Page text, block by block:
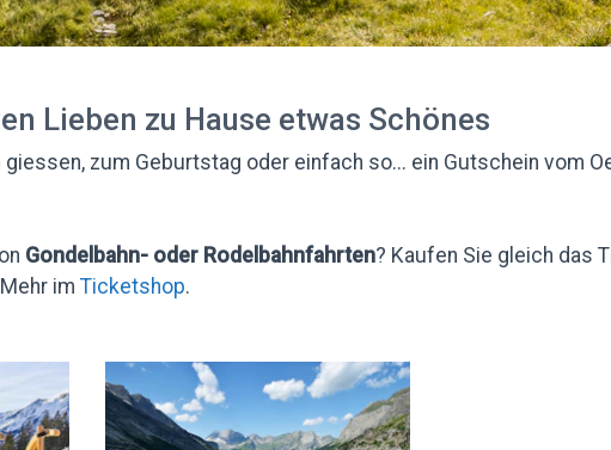
Lieben zu Hause etwas Schönes
giessen, zum Geburtstag oder einfach so... ein Gutschein vom
Gondelbahn- oder Rodelbahnfahrten? Kaufen Sie gleich das
im Ticketshop.